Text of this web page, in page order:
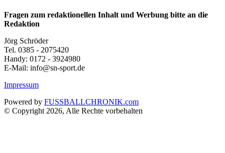
Fragen zum redaktionellen Inhalt und Werbung bitte an die
Redaktion
Jörg Schröder
Tel. 0385 - 2075420
Handy: 0172 - 3924980
E-Mail: info@sn-sport.de
Impressum
Powered by FUSSBALLCHRONIK.com
© Copyright 2026, Alle Rechte vorbehalten